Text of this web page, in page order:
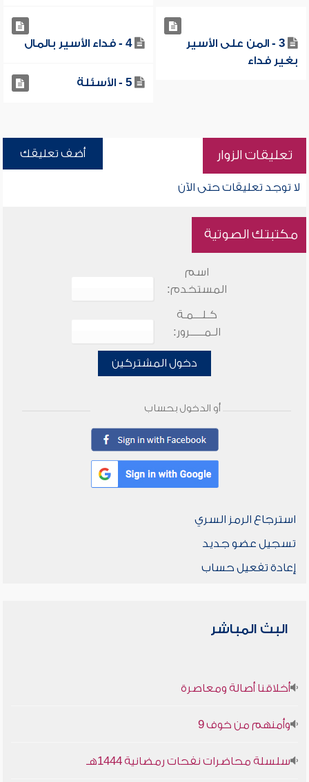
3 - المن على الأسير
بغير فداء
4 - فداء الأسير بالمال
5 - الأسئلة
تعليقات الزوار أضف تعليقك
لا توجد تعليقات حتى الآن
مكتبتك الصوتية
اسم
المستخدم:
كـلـــمـة
الـمـــــرور:
دخول المشتركين
أو الدخول بحساب
استرجاع الرمز السري
تسجيل عضو جديد
إعادة تفعيل حساب
البث المباشر
أخلاقنا أصالة ومعاصرة
وأمنهم من خوف 9
سلسلة محاضرات نفحات رمضانية 1444هـ